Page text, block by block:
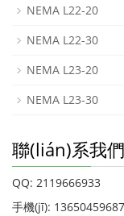
NEMA L22-20
NEMA L22-30
NEMA L23-20
NEMA L23-30
聯(lián)系我們
QQ: 2119666933
手機(jī): 13650459687